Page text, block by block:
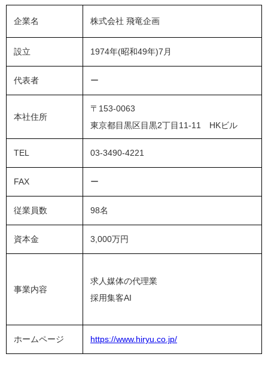
企業名 株式会社 飛竜企画
設立 1974年(昭和49年)7月
代表者 ー
本社住所
〒153-0063
東京都目黒区目黒2丁目11-11 HKビル
TEL 03-3490-4221
FAX ー
従業員数 98名
資本金 3,000万円
事業内容
求人媒体の代理業
採用集客AI
ホームページ https://www.hiryu.co.jp/